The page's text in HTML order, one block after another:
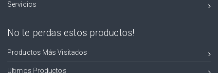
Servicios
No te perdas estos productos!
Productos Más Visitados
Ultimos Productos